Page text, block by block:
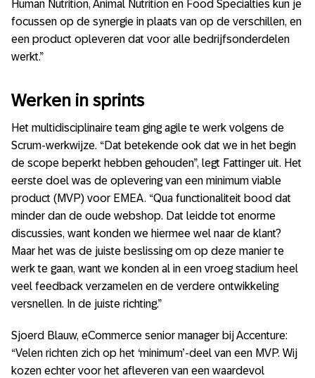
Human Nutrition, Animal Nutrition en Food Specialties kun je
focussen op de synergie in plaats van op de verschillen, en
een product opleveren dat voor alle bedrijfsonderdelen
werkt.”
Werken in sprints
Het multidisciplinaire team ging agile te werk volgens de
Scrum-werkwijze. “Dat betekende ook dat we in het begin
de scope beperkt hebben gehouden”, legt Fattinger uit. Het
eerste doel was de oplevering van een minimum viable
product (MVP) voor EMEA. “Qua functionaliteit bood dat
minder dan de oude webshop. Dat leidde tot enorme
discussies, want konden we hiermee wel naar de klant?
Maar het was de juiste beslissing om op deze manier te
werk te gaan, want we konden al in een vroeg stadium heel
veel feedback verzamelen en de verdere ontwikkeling
versnellen. In de juiste richting.”
Sjoerd Blauw, eCommerce senior manager bij Accenture:
“Velen richten zich op het ‘minimum’-deel van een MVP. Wij
kozen echter voor het afleveren van een waardevol